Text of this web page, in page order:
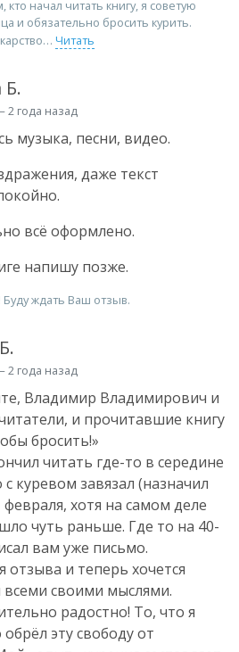
кто начал читать книгу, я советую
и обязательно бросить курить.
Читать
2 года назад
музыка, песни, видео.
даже текст
всё оформлено.
напишу позже.
ждать Ваш отзыв.
2 года назад
Владимир Владимирович и
и прочитавшие книгу
бросить!»
читать где-то в середине
куревом завязал (назначил
февраля, хотя на самом деле
чуть раньше. Где то на 40-
вам уже письмо.
отзыва и теперь хочется
всеми своими мыслями.
радостно! То, что я
эту свободу от